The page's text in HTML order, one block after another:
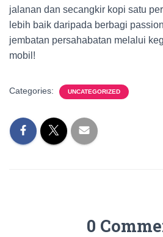
jalanan dan secangkir kopi satu
lebih baik daripada berbagi
jembatan persahabatan melalui
mobil!
Categories: UNCATEGORIZED
0